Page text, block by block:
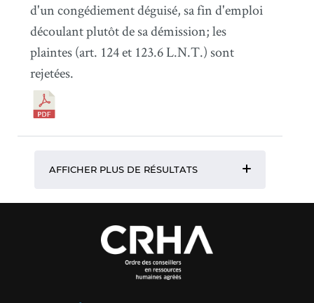
d'un congédiement déguisé, sa fin d'emploi
découlant plutôt de sa démission; les
plaintes (art. 124 et 123.6 L.N.T.) sont
rejetées.
AFFICHER PLUS DE RÉSULTATS